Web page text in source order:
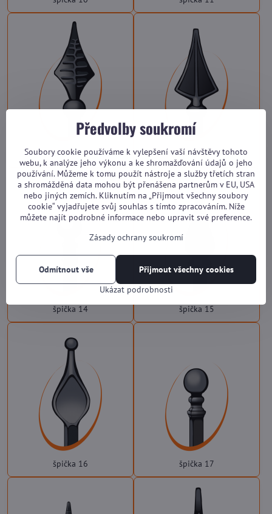
špička 12 špička 13
špička 14 špička 15
špička 16 špička 17
Předvolby soukromí
Soubory cookie používáme k vylepšení vaší návštěvy tohoto
webu, k analýze jeho výkonu a ke shromažďování údajů o jeho
používání. Můžeme k tomu použít nástroje a služby třetích stran
a shromážděná data mohou být přenášena partnerům v EU, USA
nebo jiných zemích. Kliknutím na „Přijmout všechny soubory
cookie“ vyjadřujete svůj souhlas s tímto zpracováním. Níže
můžete najít podrobné informace nebo upravit své preference.
Zásady ochrany soukromí
Ukázat podrobnosti
Přijmout všechny cookies
Odmítnout vše